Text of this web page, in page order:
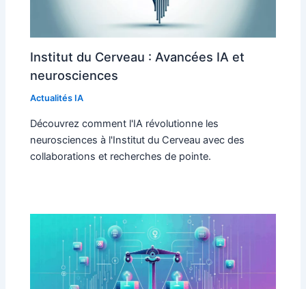
Institut du Cerveau : Avancées IA et
neurosciences
Actualités IA
Découvrez comment l'IA révolutionne les
neurosciences à l'Institut du Cerveau avec des
collaborations et recherches de pointe.